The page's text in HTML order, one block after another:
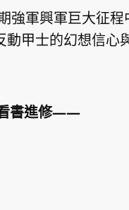
強軍興軍巨大征
甲士的幻想信心
書進修——